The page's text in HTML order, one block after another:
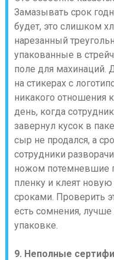
Замазывать срок
будет, это слишком
нарезанный
упакованные в
поле для махинаций.
на стикерах с
никакого отношения
день, когда
завернул кусок в
сыр не продался, а
сотрудники
ножом потемневшие
пленку и клеят
сроками. Проверить
есть сомнения,
упаковке.
9. Неполные